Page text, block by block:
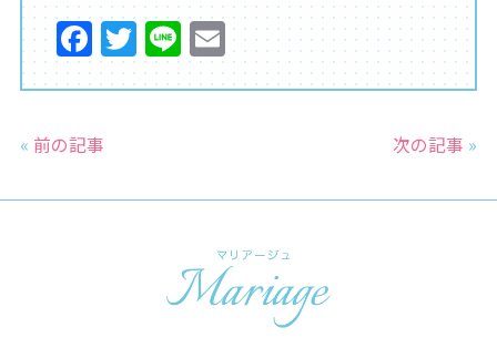
F
a
e
o
T
w
Li
n
E
m
« 前の記事 次の記事 »